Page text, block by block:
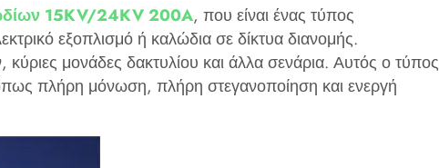
15KV/24KV 200A, που είναι ένας τύπος
εξοπλισμό ή καλώδια σε δίκτυα διανομής.
μονάδες δακτυλίου και άλλα σενάρια. Αυτός ο τύπος
πλήρη μόνωση, πλήρη στεγανοποίηση και ενεργή